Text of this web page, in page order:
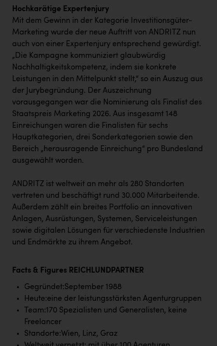
RUBBLE MASTER
Ruderclub Wels
SCRI - Salzburg Cancer Research Institute
SCHMACHTL GmbH
Schwingshandl - automation technology gmbh
Seher + Partner
Smurfit Westrock Nettingsdorf
TGW Logistics
TRAILOMAT & Cycling Austria
VERITAS
Vier Diamanten
Vorlagenportal
Wir besiegen Krebs
ZGONC
ZULuft - Zukunft Luft Austria
z.l.ö.
Österreichisches Hebammengremium
Hochkarätige Expertenjury
Mit dem Gewinn in der Kategorie Investitionsgüter-
Marketing wurde der neue Auftritt von ANDRITZ nun
auch von einer Expertenjury entsprechend gewürdigt.
„Die Kampagne kommuniziert glaubwürdig
Nachhaltigkeitskompetenz, indem sie konkrete
Leistungen in den Mittelpunkt stellt,“ so ein Auszug aus
der Jurybegründung. Der Auszeichnung
vorausgegangen war die Nominierung als Finalist des
Staatspreis Marketing 2026. Aus insgesamt 148
Einreichungen waren die Finalisten für sechs
Hauptkategorien, drei Sonderkategorien sowie den
Bereich „herausragende Einreichung“ pro Bundesland
ausgewählt worden.
ANDRITZ ist weltweit an mehr als 280 Standorten
vertreten und beschäftigt rund 30.000 Mitarbeitende.
Außerdem zählt ein breites Portfolio an innovativen
Anlagen, Ausrüstungen, Systemen, Serviceleistungen
sowie digitalen Lösungen für verschiedenste Industrien
und Endmärkte zu ihrem Angebot.
Facts & Figures REICHLUNDPARTNER
Gegründet:September 1988
Heute:eine der leistungsstärksten Agenturgruppen
Team:170 Spezialisten und Generalisten, keine
Freelancer
Standorte:Wien, Linz, Graz